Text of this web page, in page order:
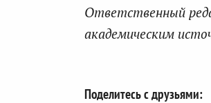
Ответственный
академическим
Поделитесь с друзьями: